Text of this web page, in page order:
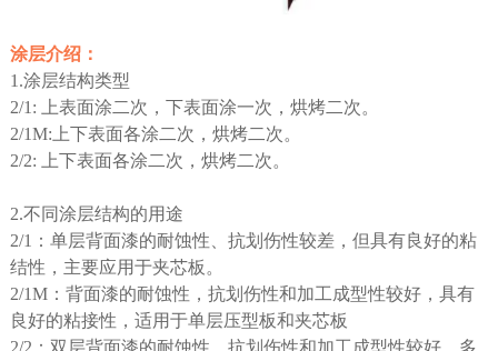
涂层介绍：
1.涂层结构类型
2/1: 上表面涂二次，下表面涂一次，烘烤二次。
2/1M:上下表面各涂二次，烘烤二次。
2/2: 上下表面各涂二次，烘烤二次。
2.不同涂层结构的用途
2/1：单层背面漆的耐蚀性、抗划伤性较差，但具有良好的粘
结性，主要应用于夹芯板。
2/1M：背面漆的耐蚀性，抗划伤性和加工成型性较好，具有
良好的粘接性，适用于单层压型板和夹芯板